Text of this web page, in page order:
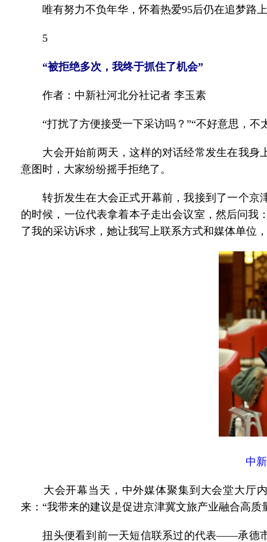
唯有努力不负年华，怀着热爱95后仍在追梦路
5
“被拒绝多次，我终于抓住了机会”
作者：中新社河北分社记者 李玉素
“打扰了方便接受一下采访吗？”“不好意思，
大会开始前两天，这样的对话经常发生在我身
意图时，大家纷纷摇手拒绝了。
转折发生在大会正式开幕前，我接到了一个京
的时候，一位代表拿着本子走出会议室，然后问我
了我的采访诉求，她让我写上联系方式和媒体单位
中
大会开幕当天，中外媒体聚集到大会堂大厅内
来：“我带来的建议是促进京津冀文旅产业融合高质
扭头便看到前一天短信联系过的代表——承德市